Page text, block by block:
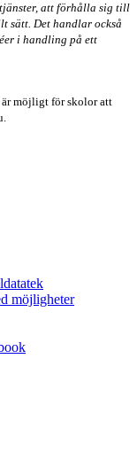
att förhålla sig till
sätt. Det handlar också
i handling på ett
är möjligt för skolor att
möjligheter